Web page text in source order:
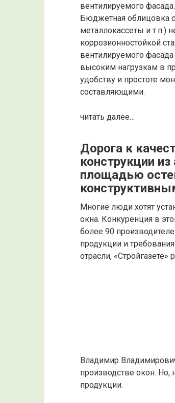
вентилируемого
Бюджетная облицовка
металлокассеты и т.п.)
коррозионностойкой
вентилируемого
высоким нагрузкам в
удобству и простоте
составляющими.
читать далее…
Дорога к
конструкции
площадью
Многие люди хотят
окна. Конкуренция в
более 90
продукции и
отрасли,
Владимир
производстве окон. Но,
продукции.